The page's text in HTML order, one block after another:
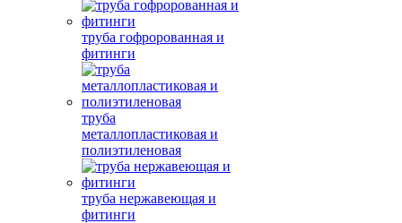
труба гофророванная и
фитинги
труба
металлопластиковая и
полиэтиленовая
труба нержавеющая и
фитинги